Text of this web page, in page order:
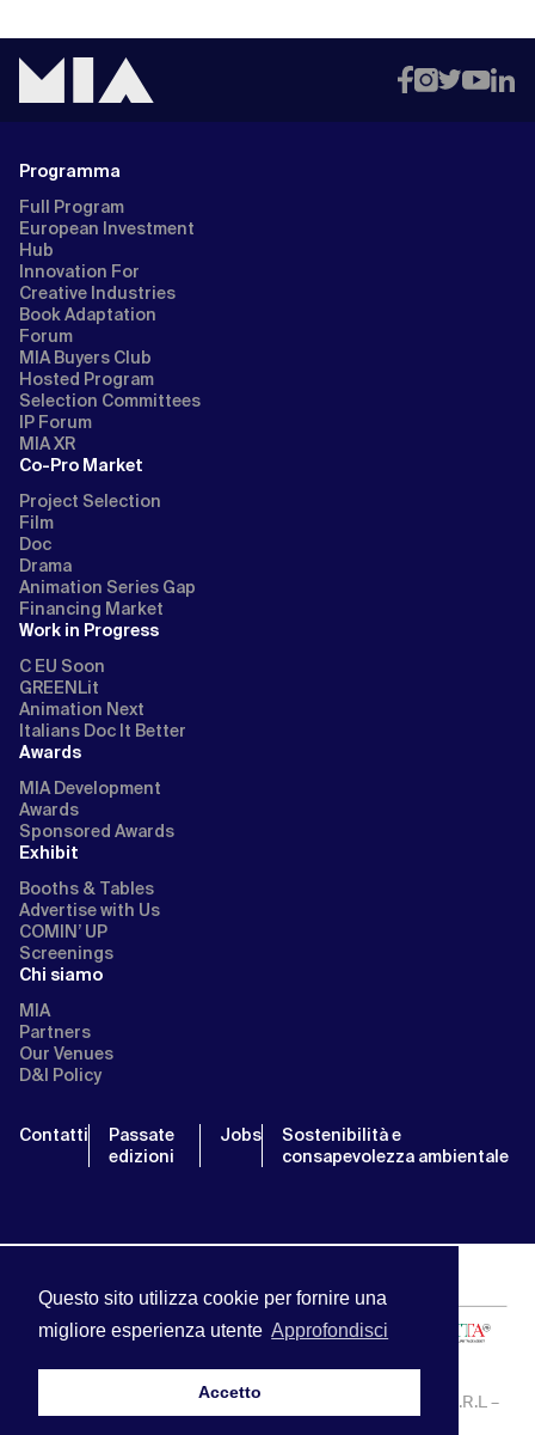
Questo sito utilizza cookie per fornire una
migliore esperienza utente Approfondisci
Accetto
Programma
Full Program
European Investment
Hub
Innovation For
Creative Industries
Book Adaptation
Forum
MIA Buyers Club
Hosted Program
Selection Committees
IP Forum
MIA XR
Co-Pro Market
Project Selection
Film
Doc
Drama
Animation Series Gap
Financing Market
Work in Progress
C EU Soon
GREENLit
Animation Next
Italians Doc It Better
Awards
MIA Development
Awards
Sponsored Awards
Exhibit
Booths & Tables
Advertise with Us
COMIN’ UP
Screenings
Chi siamo
MIA
Partners
Our Venues
D&I Policy
Contatti
Passate
edizioni
Jobs
Sostenibilità e
consapevolezza ambientale
MIA | Mercato Internazionale Audiovisivo | APA SERVICE S.R.L –